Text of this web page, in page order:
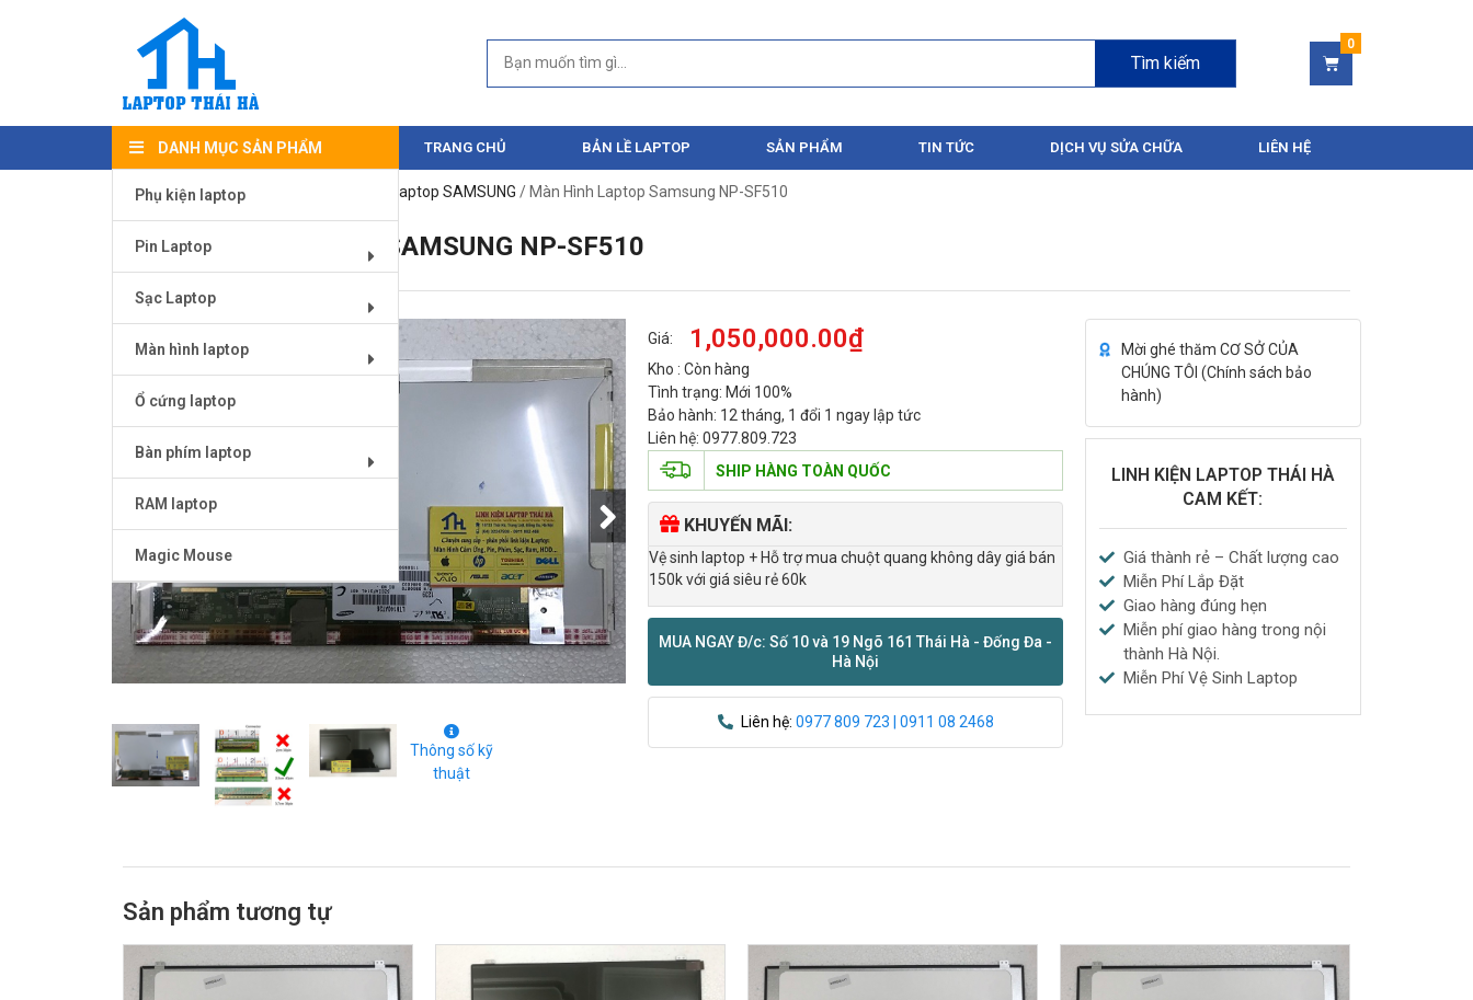
Tìm kiếm
DANH MỤC SẢN PHẨM
Phụ kiện laptop
Pin Laptop
Sạc Laptop
Màn hình laptop
Ổ cứng laptop
Bàn phím laptop
RAM laptop
Magic Mouse
TRANG CHỦ BẢN LỀ LAPTOP SẢN PHẨM TIN TỨC DỊCH VỤ SỬA CHỮA LIÊN HỆ
Trang chủ/Màn hình laptop Màn hình laptop SAMSUNG / Màn Hình Laptop Samsung NP-SF510
MÀN HÌNH LAPTOP SAMSUNG NP-SF510
Thông số kỹ
thuật
Giá: 1,050,000.00₫
Kho : Còn hàng
Tình trạng: Mới 100%
Bảo hành: 12 tháng, 1 đổi 1 ngay lập tức
Liên hệ: 0977.809.723
SHIP HÀNG TOÀN QUỐC
KHUYẾN MÃI:
Vệ sinh laptop + Hỗ trợ mua chuột quang không dây giá bán
150k với giá siêu rẻ 60k
MUA NGAY Đ/c: Số 10 và 19 Ngõ 161 Thái Hà - Đống Đa -
Hà Nội
Liên hệ:0977 809 723 | 0911 08 2468
Mời ghé thăm CƠ SỞ CỦA
CHÚNG TÔI (Chính sách bảo
hành)
LINH KIỆN LAPTOP THÁI HÀ
CAM KẾT:
Giá thành rẻ – Chất lượng cao
Miễn Phí Lắp Đặt
Giao hàng đúng hẹn
Miễn phí giao hàng trong nội
thành Hà Nội.
Miễn Phí Vệ Sinh Laptop
Sản phẩm tương tự